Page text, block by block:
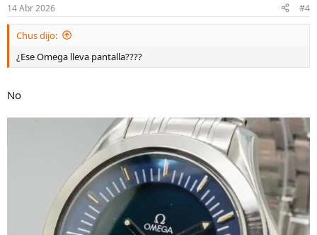
14 Abr 2026 #4
Chus dijo:
¿Ese Omega lleva pantalla????
No